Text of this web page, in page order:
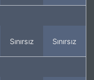
Sınırsız Sınırsız